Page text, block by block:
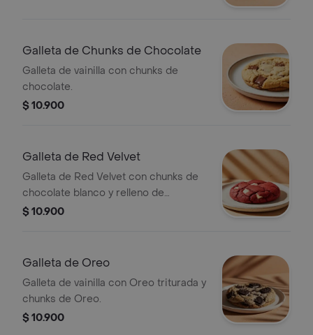
Galleta de Chunks de Chocolate
Galleta de vainilla con chunks de
chocolate.
$ 10.900
Galleta de Red Velvet
Galleta de Red Velvet con chunks de
chocolate blanco y relleno de
Cheesecake.
$ 10.900
Galleta de Oreo
Galleta de vainilla con Oreo triturada y
chunks de Oreo.
$ 10.900